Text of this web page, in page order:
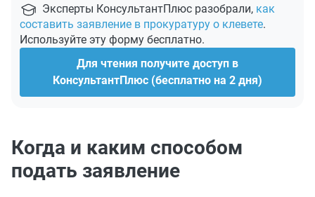
Эксперты КонсультантПлюс разобрали, как
составить заявление в прокуратуру о клевете.
Используйте эту форму бесплатно.
Для чтения получите доступ в
КонсультантПлюс (бесплатно на 2 дня)
Когда и каким способом
подать заявление